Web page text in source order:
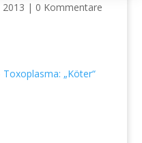
2013 | 0 Kommentare